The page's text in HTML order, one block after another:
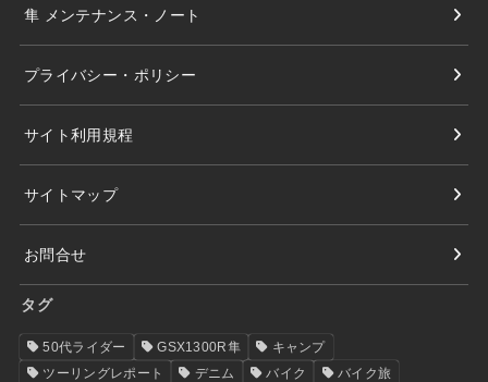
隼 メンテナンス・ノート
プライバシー・ポリシー
サイト利用規程
サイトマップ
お問合せ
タグ
50代ライダー GSX1300R隼
キャンプ
ツーリングレポート
デニム バイク バイク旅